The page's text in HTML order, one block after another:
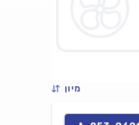
מיון